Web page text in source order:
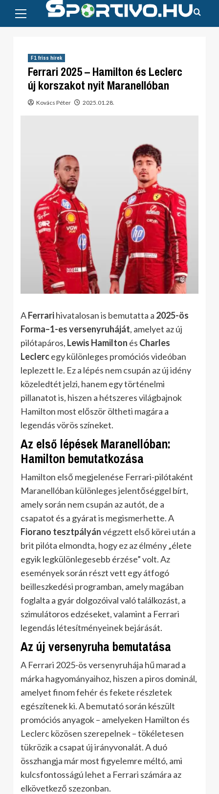
content
Menu
F1 friss hírek
Ferrari 2025 – Hamilton és Leclerc
új korszakot nyit Maranellóban
Kovács Péter 2025.01.28.
AFerrarihivatalosan is bemutatta a 2025-ös
Forma–1-es versenyruháját, amelyet az új
pilótapáros, Lewis Hamilton és Charles
Leclercegy különleges promóciós videóban
leplezett le. Ez a lépés nem csupán az új idény
közeledtét jelzi, hanem egy történelmi
pillanatot is, hiszen a hétszeres világbajnok
Hamilton most először öltheti magára a
legendás vörös színeket.
Az első lépések Maranellóban:
Hamilton bemutatkozása
Hamilton első megjelenése Ferrari-pilótaként
Maranellóban különleges jelentőséggel bírt,
amely során nem csupán az autót, de a
csapatot és a gyárat is megismerhette. A
Fiorano tesztpályánvégzett első körei után a
brit pilóta elmondta, hogy ez az élmény „élete
egyik legkülönlegesebb érzése” volt. Az
események során részt vett egy átfogó
beilleszkedési programban, amely magában
foglalta a gyár dolgozóival való találkozást, a
szimulátoros edzéseket, valamint a Ferrari
legendás létesítményeinek bejárását.
Az új versenyruha bemutatása
A Ferrari 2025-ös versenyruhája hű marad a
márka hagyományaihoz, hiszen a piros dominál,
amelyet finom fehér és fekete részletek
egészítenek ki. A bemutató során készült
promóciós anyagok – amelyeken Hamilton és
Leclerc közösen szerepelnek – tökéletesen
tükrözik a csapat új irányvonalát. A duó
összhangja már most figyelemre méltó, ami
kulcsfontosságú lehet a Ferrari számára az
elkövetkező szezonban.